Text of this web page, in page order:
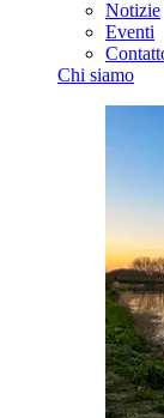
Notizie
Eventi
Chi siamo